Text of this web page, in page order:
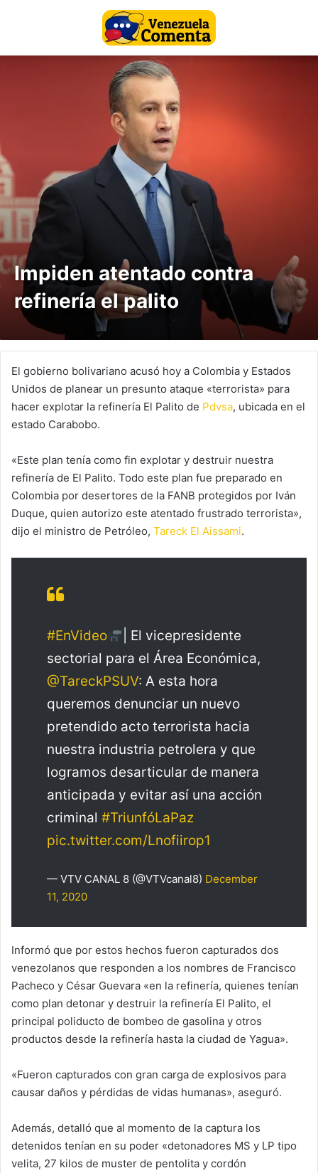
Impiden atentado contra
refinería el palito
El gobierno bolivariano acusó hoy a Colombia y Estados
Unidos de planear un presunto ataque «terrorista» para
hacer explotar la refinería El Palito de Pdvsa, ubicada en el
estado Carabobo.
«Este plan tenía como fin explotar y destruir nuestra
refinería de El Palito. Todo este plan fue preparado en
Colombia por desertores de la FANB protegidos por Iván
Duque, quien autorizo este atentado frustrado terrorista»,
dijo el ministro de Petróleo, Tareck El Aissami.
#EnVideo
| El vicepresidente
sectorial para el Área Económica,
@TareckPSUV: A esta hora
queremos denunciar un nuevo
pretendido acto terrorista hacia
nuestra industria petrolera y que
logramos desarticular de manera
anticipada y evitar así una acción
criminal #TriunfóLaPaz
pic.twitter.com/Lnofiirop1
— VTV CANAL 8 (@VTVcanal8) December
11, 2020
Informó que por estos hechos fueron capturados dos
venezolanos que responden a los nombres de Francisco
Pacheco y César Guevara «en la refinería, quienes tenían
como plan detonar y destruir la refinería El Palito, el
principal poliducto de bombeo de gasolina y otros
productos desde la refinería hasta la ciudad de Yagua».
«Fueron capturados con gran carga de explosivos para
causar daños y pérdidas de vidas humanas», aseguró.
Además, detalló que al momento de la captura los
detenidos tenían en su poder «detonadores MS y LP tipo
velita, 27 kilos de muster de pentolita y cordón